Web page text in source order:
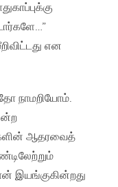
என
நாமறியோம்.
ஆதரவைத்
இயங்குகின்றது